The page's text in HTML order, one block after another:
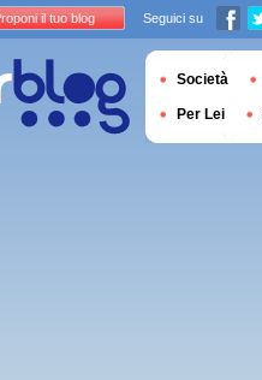
il tuo blog Seguici su
Società
Per Lei